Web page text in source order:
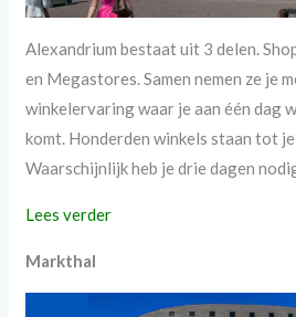
Alexandrium bestaat uit 3 delen.
en Megastores. Samen nemen ze je
winkelervaring waar je aan één dag
komt. Honderden winkels staan tot
Waarschijnlijk heb je drie dagen
Lees verder
Markthal